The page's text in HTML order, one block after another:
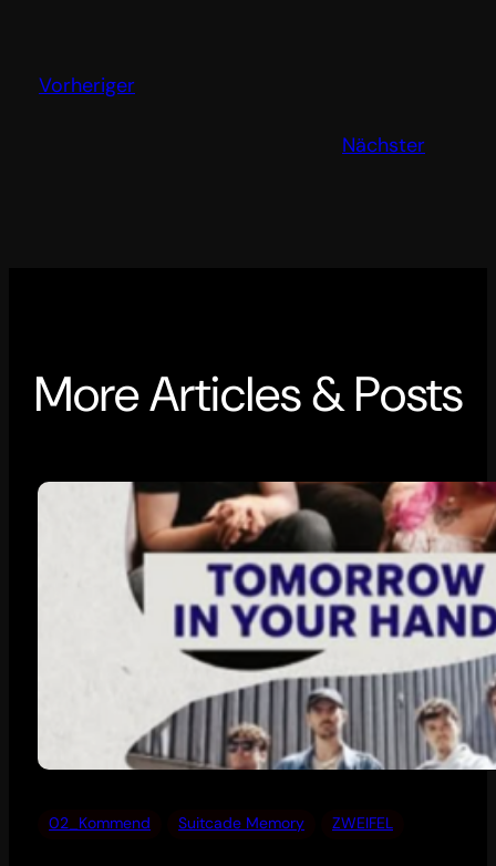
Vorheriger
Nächster
More Articles & Posts
02_Kommend Suitcade Memory ZWEIFEL